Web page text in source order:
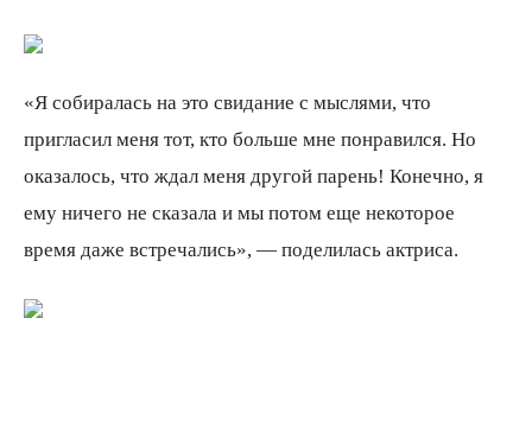
«Я собиралась на это свидание с мыслями, что
пригласил меня тот, кто больше мне понравился. Но
оказалось, что ждал меня другой парень! Конечно, я
ему ничего не сказала и мы потом еще некоторое
время даже встречались», — поделилась актриса.